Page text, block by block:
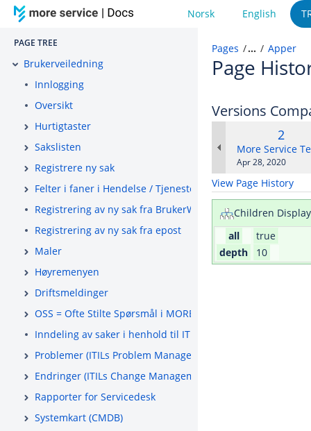
Norsk English
PAGE TREE
Brukerveiledning
Innlogging
Oversikt
Hurtigtaster
Sakslisten
Registrere ny sak
Felter i faner i Hendelse / Tjeneste / Tilgang
Registrering av ny sak fra BrukerWeb
Registrering av ny sak fra epost
Maler
Høyremenyen
Driftsmeldinger
OSS = Ofte Stilte Spørsmål i MORE SERVICE
Inndeling av saker i henhold til ITIL
Problemer (ITILs Problem Management)
Endringer (ITILs Change Management)
Rapporter for Servicedesk
Systemkart (CMDB)
Pages … Apper
Page
Versions
Old
2
More Service
Saved
Apr 28, 2020
View Page History
Children Display
all
true
depth
10